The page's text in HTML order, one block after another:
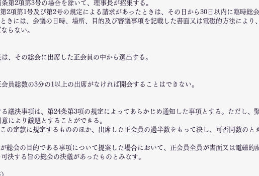
第2項第3号の場合を除いて、理事長が招集する。
項第1号及び第2号の規定による請求があったときは、その日から30日以内に臨時総
には、会議の日時、場所、目的及び審議事項を記載した書面又は電磁的方法により
らない。
、その総会に出席した正会員の中から選出する。
員総数の3分の1以上の出席がなければ開会することはできない。
議決事項は、第24条第3項の規定によってあらかじめ通知した事項とする。ただし、
により議題とすることができる。
定款に規定するもののほか、出席した正会員の過半数をもって決し、可否同数のと
会の目的である事項について提案した場合において、正会員全員が書面又は電磁的
決する旨の総会の決議があったものとみなす。